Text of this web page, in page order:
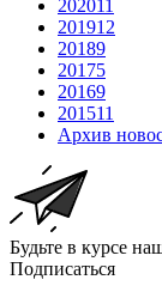
202011
201912
20189
20175
20169
201511
Архив
Будьте в курсе
Подписаться